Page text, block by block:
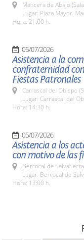
Mancera de Abajo
Lugar: Plaza Mayor.
Hora: 21:00 h.
05/07/2026
Asistencia a la
confraternidad
Fiestas Patronales
Carrascal del Obispo
Lugar: Carrascal del
Hora: 14:30 h.
05/07/2026
Asistencia a los
con motivo de las
Berrocal de
Lugar: Berrocal de
Hora: 13:00 h.